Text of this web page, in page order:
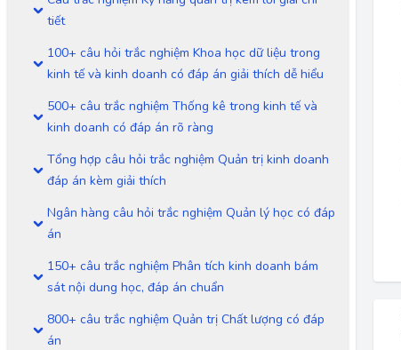
tiết
100+ câu hỏi trắc nghiệm Khoa học dữ liệu trong
kinh tế và kinh doanh có đáp án giải thích dễ hiểu
500+ câu trắc nghiệm Thống kê trong kinh tế và
kinh doanh có đáp án rõ ràng
Tổng hợp câu hỏi trắc nghiệm Quản trị kinh doanh
đáp án kèm giải thích
Ngân hàng câu hỏi trắc nghiệm Quản lý học có đáp
án
150+ câu trắc nghiệm Phân tích kinh doanh bám
sát nội dung học, đáp án chuẩn
800+ câu trắc nghiệm Quản trị Chất lượng có đáp
án